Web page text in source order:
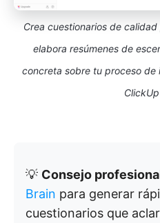
Crea cuestionarios de
elabora resúmenes de
concreta sobre tu proceso de
💡 Consejo
Brain para generar
cuestionarios que